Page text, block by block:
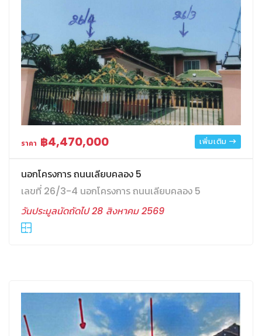
ราคา ฿4,470,000 เพิ่มเติม
นอกโครงการ ถนนเลียบคลอง 5
เลขที่ 26/3-4 นอกโครงการ ถนนเลียบคลอง 5
วันประมูลนัดถัดไป 28 สิงหาคม 2569